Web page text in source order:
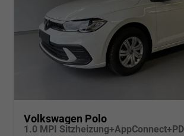
Volkswagen Polo